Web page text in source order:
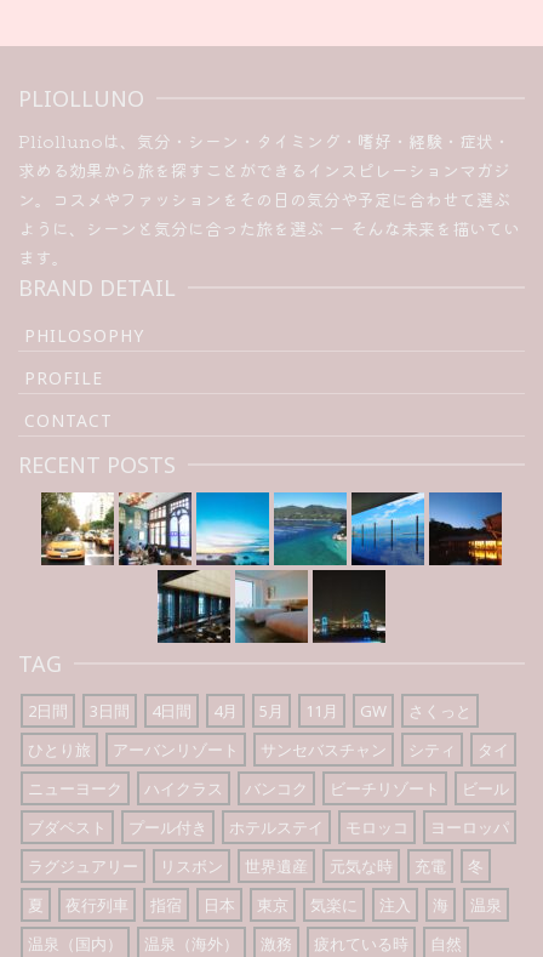
PLIOLLUNO
Pliollunoは、気分・シーン・タイミング・嗜好・経験・症状・
求める効果から旅を探すことができるインスピレーションマガジ
ン。コスメやファッションをその日の気分や予定に合わせて選ぶ
ように、シーンと気分に合った旅を選ぶ ー そんな未来を描いてい
ます。
BRAND DETAIL
PHILOSOPHY
PROFILE
CONTACT
RECENT POSTS
TAG
2日間 3日間 4日間 4月 5月 11月 GW
さくっと
ひとり旅
アーバンリゾート サンセバスチャン シティ
タイ
ニューヨーク
ハイクラス バンコク ビーチリゾート
ビール
ブダペスト
プール付き ホテルステイ モロッコ
ヨーロッパ
ラグジュアリー
リスボン 世界遺産 元気な時 充電
冬
夏
夜行列車 指宿 日本 東京 気楽に 注入 海
温泉
温泉（国内）
温泉（海外） 激務 疲れている時 自然